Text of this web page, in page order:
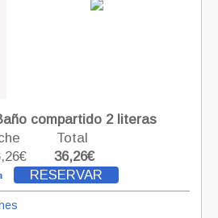
compartido 2 literas
Total
36,26€
RESERVAR